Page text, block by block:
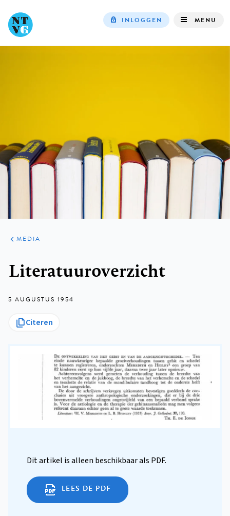
INLOGGEN MENU
ARTIKELEN
VARIA
MEDIA
Literatuuroverzicht
5 AUGUSTUS 1954
Citeren
Dit artikel is alleen beschikbaar als PDF.
LEES DE PDF